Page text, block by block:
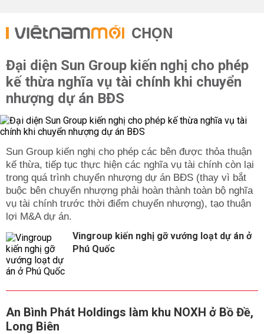
CHỌN
Đại diện Sun Group kiến nghị cho phép
kế thừa nghĩa vụ tài chính khi chuyển
nhượng dự án BĐS
Sun Group kiến nghị cho phép các bên được thỏa thuận
kế thừa, tiếp tục thực hiện các nghĩa vụ tài chính còn lại
trong quá trình chuyển nhượng dự án BĐS (thay vì bắt
buộc bên chuyển nhượng phải hoàn thành toàn bộ nghĩa
vụ tài chính trước thời điểm chuyển nhượng), tạo thuận
lợi M&A dự án.
Vingroup kiến nghị gỡ vướng loạt dự án ở
Phú Quốc
An Bình Phát Holdings làm khu NOXH ở Bồ Đề,
Long Biên